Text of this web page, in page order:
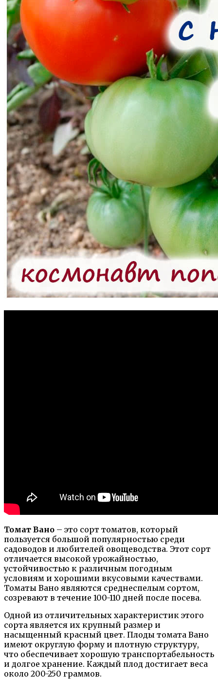
Томат Вано – это сорт томатов, который
пользуется большой популярностью среди
садоводов и любителей овощеводства. Этот сорт
отличается высокой урожайностью,
устойчивостью к различным погодным
условиям и хорошими вкусовыми качествами.
Томаты Вано являются среднеспелым сортом,
созревают в течение 100-110 дней после посева.
Одной из отличительных характеристик этого
сорта является их крупный размер и
насыщенный красный цвет. Плоды томата Вано
имеют округлую форму и плотную структуру,
что обеспечивает хорошую транспортабельность
и долгое хранение. Каждый плод достигает веса
около 200-250 граммов.